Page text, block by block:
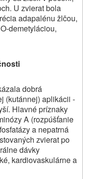
U zvierat bola
adapalénu žlčou,
demetyláciou,
dobrá
(kutánnej) aplikácii -
Hlavné príznaky
A (rozpúšťanie
a nepatrná
zvierat po
dávky
kardiovaskulárne a